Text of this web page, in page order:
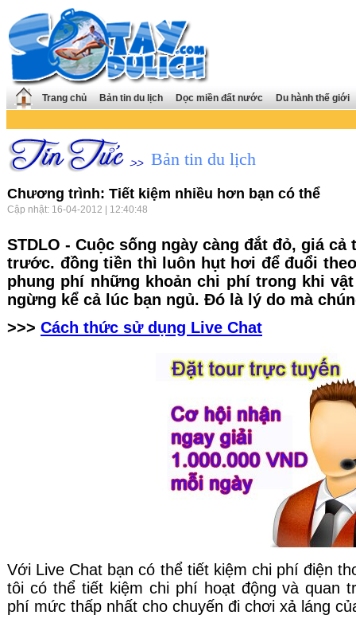
Trang chủ Bản tin du lịch Dọc miền đất nước Du hành thế giới
Bản tin du lịch
Chương trình: Tiết kiệm nhiều hơn bạn có thể
Cập nhật: 16-04-2012 | 12:40:48
STDLO - Cuộc sống ngày càng đắt đỏ, giá
trước. đồng tiền thì luôn hụt hơi để đuổi
phung phí những khoản chi phí trong khi
ngừng kể cả lúc bạn ngủ. Đó là lý do mà
>>> Cách thức sử dụng Live Chat
Với Live Chat bạn có thể tiết kiệm chi phí điện
tôi có thể tiết kiệm chi phí hoạt động và quan
phí mức thấp nhất cho chuyến đi chơi xả láng